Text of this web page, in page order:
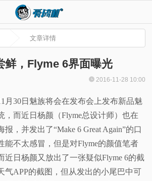
文章详情
鲜，Flyme 6界面曝光
2016-11-28 10:00
月30日魅族将会在发布会上发布新品魅
，而近日杨颜（Flyme总设计师）也在
，并发出了“Make 6 Great Again”的口
能不太感冒，但是对Flyme的颜值笔者
近日杨颜又放出了一张疑似Flyme 6的截
气APP的截图，但从发出的小尾巴中可